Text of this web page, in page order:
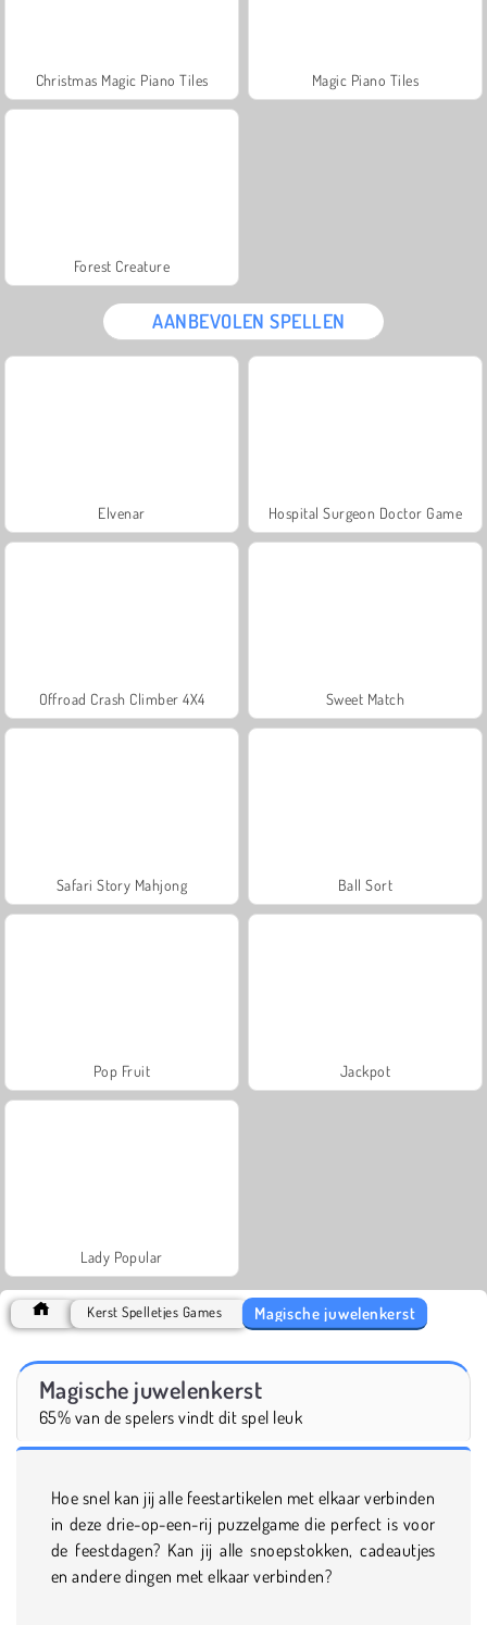
Christmas Magic Piano Tiles Magic Piano Tiles
Forest Creature
AANBEVOLEN SPELLEN
Elvenar Hospital Surgeon Doctor Game
Offroad Crash Climber 4X4 Sweet Match
Safari Story Mahjong Ball Sort
Pop Fruit Jackpot
Lady Popular
Kerst Spelletjes Games Magische juwelenkerst
Magische juwelenkerst
65% van de spelers vindt dit spel leuk
Hoe snel kan jij alle feestartikelen met elkaar verbinden
in deze drie-op-een-rij puzzelgame die perfect is voor
de feestdagen? Kan jij alle snoepstokken, cadeautjes
en andere dingen met elkaar verbinden?